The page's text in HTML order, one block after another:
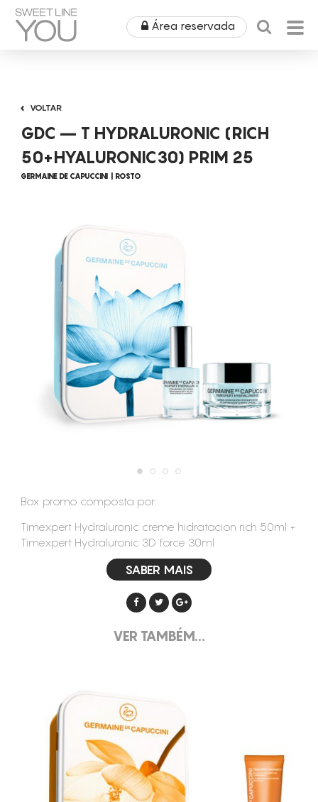
Área reservada
PRODUTOS
EQUIPAMENTOS
COSMÉTICA
MOBILIÁRIO
SPA
CONSUMÍVEIS
CAMPANHAS
NOTÍCIAS & EVENTOS
ASSISTÊNCIA TÉCNICA
CONTACTOS
VOLTAR
GDC – T HYDRALURONIC (RICH
50+HYALURONIC30) PRIM 25
GERMAINE DE CAPUCCINI ROSTO
Box promo composta por:
Timexpert Hydraluronic creme hidratacion rich 50ml +
Timexpert Hydraluronic 3D force 30ml
SABER MAIS
VER TAMBÉM...